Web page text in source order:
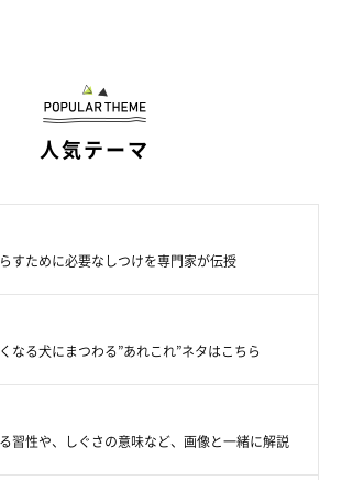
リー
介したNG行動に共通する、「飼い主さんが
」をご紹介します。
人気テーマ
すために必要なしつけを専門家が伝授
なる犬にまつわる”あれこれ”ネタはこちら
習性や、しぐさの意味など、画像と一緒に解説